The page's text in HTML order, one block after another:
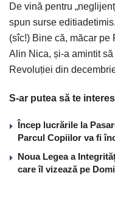
De vină pentru
spun surse
(sîc!) Bine că, măcar pe
Alin Nica, și-a amintit
Revoluției din
S-ar putea să te
Încep lucrările la
Parcul Copiilor va fi
Noua Legea a
care îl vizează pe